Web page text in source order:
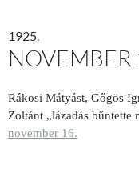
1925.
NOVEMBER
Rákosi Mátyást, Gőgös
Zoltánt „lázadás bűntette
november 16.